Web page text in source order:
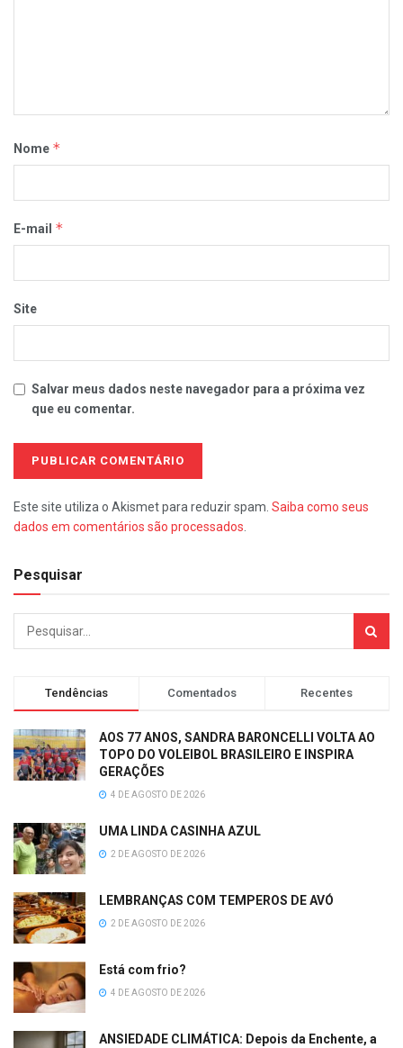
Nome *
E-mail *
Site
Salvar meus dados neste navegador para a próxima vez
que eu comentar.
Este site utiliza o Akismet para reduzir spam. Saiba como seus
dados em comentários são processados
Pesquisar
Tendências Comentados Recentes
AOS 77 ANOS, SANDRA BARONCELLI VOLTA AO
TOPO DO VOLEIBOL BRASILEIRO E INSPIRA
GERAÇÕES
4 DE AGOSTO DE 2026
UMA LINDA CASINHA AZUL
2 DE AGOSTO DE 2026
LEMBRANÇAS COM TEMPEROS DE AVÓ
2 DE AGOSTO DE 2026
Está com frio?
4 DE AGOSTO DE 2026
ANSIEDADE CLIMÁTICA: Depois da Enchente, a